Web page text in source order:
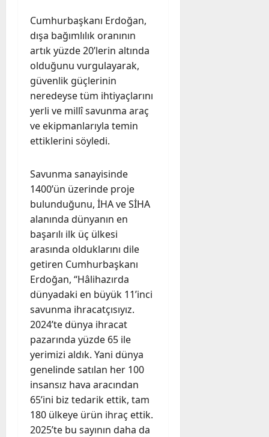
Cumhurbaşkanı Erdoğan,
dışa bağımlılık oranının
artık yüzde 20’lerin altında
olduğunu vurgulayarak,
güvenlik güçlerinin
neredeyse tüm ihtiyaçlarını
yerli ve millî savunma araç
ve ekipmanlarıyla temin
ettiklerini söyledi.
Savunma sanayisinde
1400’ün üzerinde proje
bulunduğunu, İHA ve SİHA
alanında dünyanın en
başarılı ilk üç ülkesi
arasında olduklarını dile
getiren Cumhurbaşkanı
Erdoğan, “Hâlihazırda
dünyadaki en büyük 11’inci
savunma ihracatçısıyız.
2024’te dünya ihracat
pazarında yüzde 65 ile
yerimizi aldık. Yani dünya
genelinde satılan her 100
insansız hava aracından
65’ini biz tedarik ettik, tam
180 ülkeye ürün ihraç ettik.
2025’te bu sayının daha da